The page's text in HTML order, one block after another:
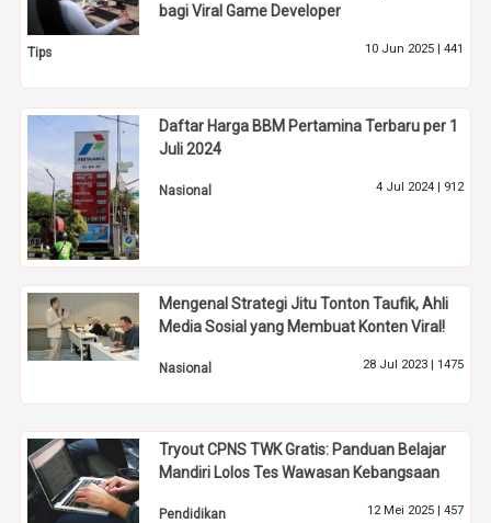
bagi Viral Game Developer
Tips 10 Jun 2025 | 441
Daftar Harga BBM Pertamina Terbaru per 1
Juli 2024
Nasional 4 Jul 2024 | 912
Mengenal Strategi Jitu Tonton Taufik, Ahli
Media Sosial yang Membuat Konten Viral!
Nasional 28 Jul 2023 | 1475
Tryout CPNS TWK Gratis: Panduan Belajar
Mandiri Lolos Tes Wawasan Kebangsaan
Pendidikan 12 Mei 2025 | 457